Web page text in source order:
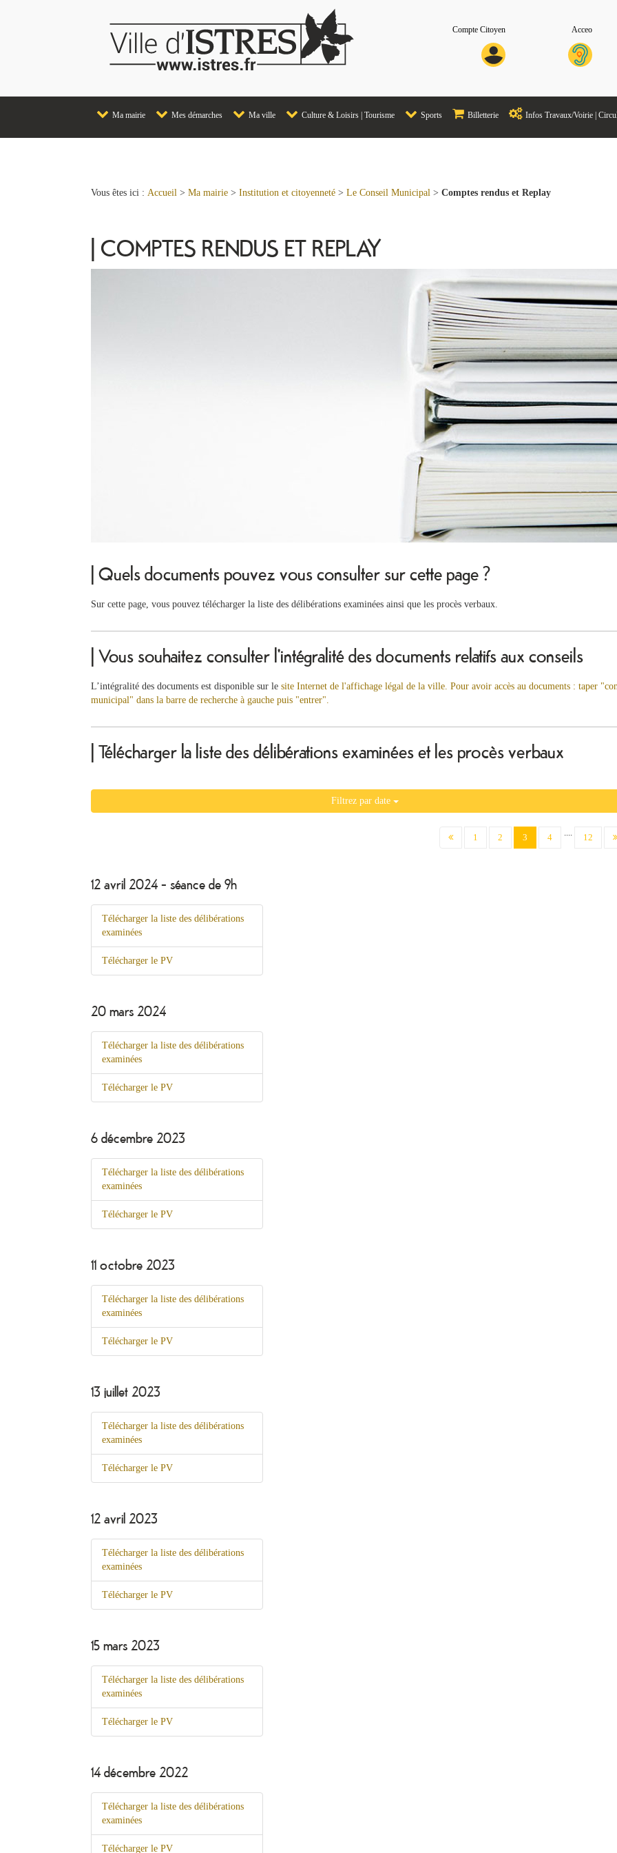
Compte Citoyen Acceo
Ma mairie Mes démarches Ma ville Culture & Loisirs | Tourisme Sports Billetterie Infos Travaux/Voirie |
Vous êtes ici : Accueil > Ma mairie > Institution et citoyenneté > Le Conseil Municipal > Comptes rendus et Replay
| COMPTES RENDUS ET REPLAY
| Quels documents pouvez vous consulter sur cette page ?
Sur cette page, vous pouvez télécharger la liste des délibérations examinées ainsi que les procès verbaux.
| Vous souhaitez consulter l'intégralité des documents relatifs aux conseils
L’intégralité des documents est disponible sur le site Internet de l'affichage légal de la ville. Pour avoir accès au documents : taper
municipal" dans la barre de recherche à gauche puis "entrer".
| Télécharger la liste des délibérations examinées et les procès verbaux
Filtrez par date
1 2 3 (current)
4 .... 12
12 avril 2024 - séance de 9h
Télécharger la liste des délibérations
examinées
Télécharger le PV
20 mars 2024
Télécharger la liste des délibérations
examinées
Télécharger le PV
6 décembre 2023
Télécharger la liste des délibérations
examinées
Télécharger le PV
11 octobre 2023
Télécharger la liste des délibérations
examinées
Télécharger le PV
13 juillet 2023
Télécharger la liste des délibérations
examinées
Télécharger le PV
12 avril 2023
Télécharger la liste des délibérations
examinées
Télécharger le PV
15 mars 2023
Télécharger la liste des délibérations
examinées
Télécharger le PV
14 décembre 2022
Télécharger la liste des délibérations
examinées
Télécharger le PV